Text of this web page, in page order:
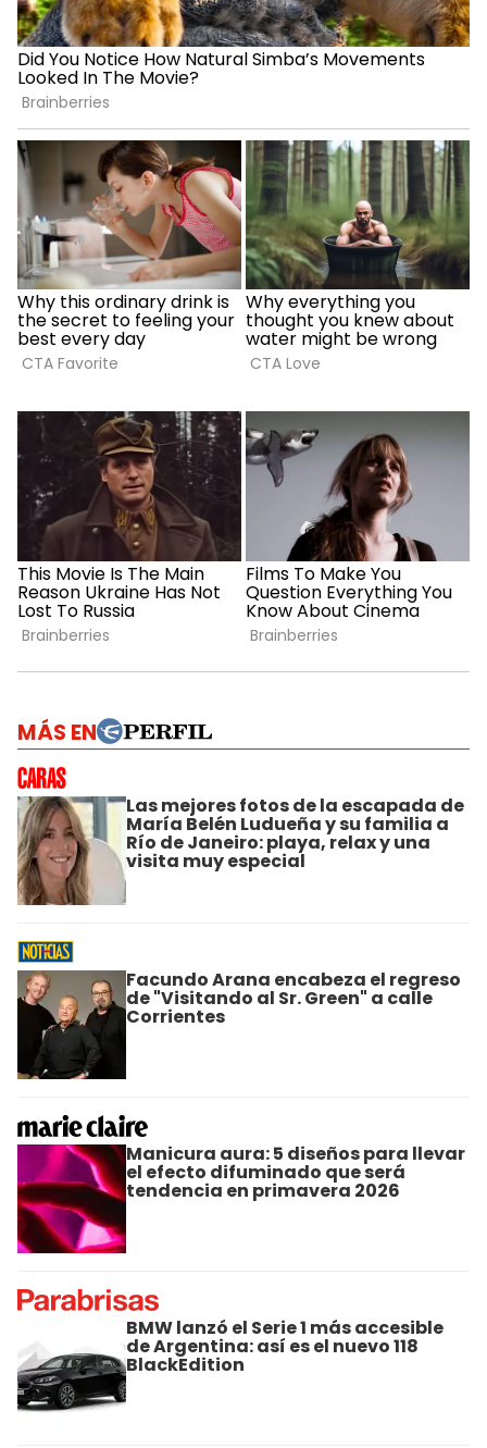
MÁS EN
Las mejores fotos de la escapada de
María Belén Ludueña y su familia a
Río de Janeiro: playa, relax y una
visita muy especial
Facundo Arana encabeza el regreso
de "Visitando al Sr. Green" a calle
Corrientes
Manicura aura: 5 diseños para llevar
el efecto difuminado que será
tendencia en primavera 2026
BMW lanzó el Serie 1 más accesible
de Argentina: así es el nuevo 118
BlackEdition